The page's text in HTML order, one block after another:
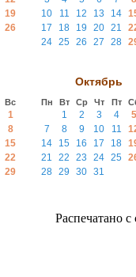
19
26
10
11 12 13 14
17
18 19 20 21
24 25 26 27 28
Вс
1
8
15
22
29
Октябрь
Пн Вт Ср Чт Пт
1 2 3 4
5
7
8 9 10 11
14
15 16 17 18
21
22 23 24 25
28 29 30 31
Распечатано с